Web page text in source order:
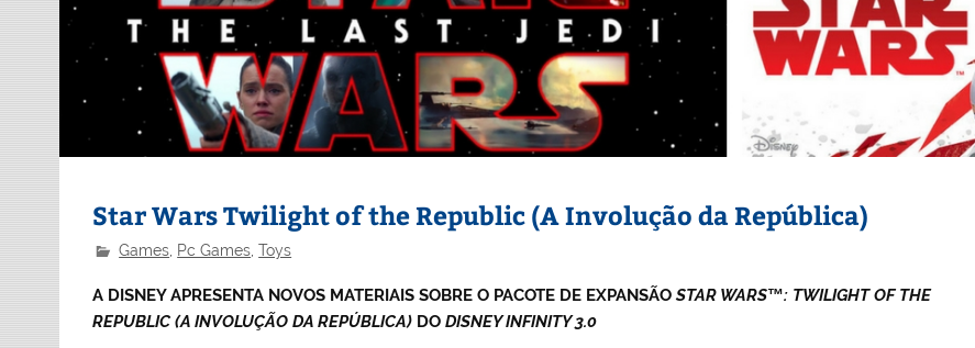
Star Wars Twilight of the Republic (A Involução da República)
Games Pc Games ,Toys
A DISNEY APRESENTA NOVOS MATERIAIS SOBRE O PACOTE DE EXPANSÃOSTAR WARS™: TWILIGHT OF THE
REPUBLIC (A INVOLUÇÃO DA REPÚBLICA) DODISNEY INFINITY 3.0